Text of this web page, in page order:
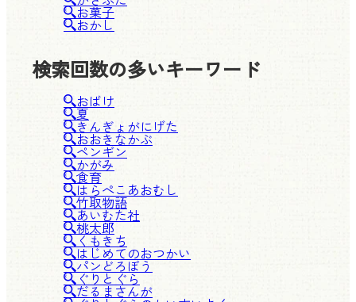
お菓子
おかし
検索回数の多いキーワード
おばけ
夏
きんぎょがにげた
おおきなかぶ
ペンギン
かがみ
食育
はらぺこあおむし
竹取物語
あいむた社
桃太郎
くもきち
はじめてのおつかい
パンどろぼう
ぐりとぐら
だるまさんが